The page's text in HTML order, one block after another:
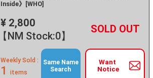
Inside》[WHO]
¥ 2,800
【NM Stock:0】
－ +
Want
Notice
Weekly Sold :
1 items
Same Name
Search